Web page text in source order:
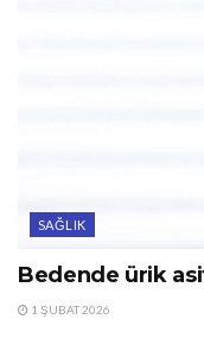
SAĞLIK
Bedende ürik
1 ŞUBAT 2026